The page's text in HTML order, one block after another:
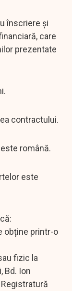
înscriere și
care
prezentate
contractului.
română.
este
obține printr-o
fizic la
Bd. Ion
Registratură